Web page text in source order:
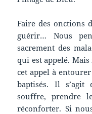
Faire des onctions
guérir… Nous
sacrement des
qui est appelé.
cet appel à entourer
baptisés. Il
souffre, prendre
réconforter. Si